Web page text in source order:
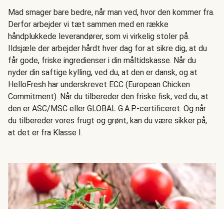
Mad smager bare bedre, når man ved, hvor den kommer fra.
Derfor arbejder vi tæt sammen med en række
håndplukkede leverandører, som vi virkelig stoler på.
Ildsjæle der arbejder hårdt hver dag for at sikre dig, at du
får gode, friske ingredienser i din måltidskasse. Når du
nyder din saftige kylling, ved du, at den er dansk, og at
HelloFresh har underskrevet ECC (European Chicken
Commitment). Når du tilbereder den friske fisk, ved du, at
den er ASC/MSC eller GLOBAL G.A.P.-certificeret. Og når
du tilbereder vores frugt og grønt, kan du være sikker på,
at det er fra Klasse I.